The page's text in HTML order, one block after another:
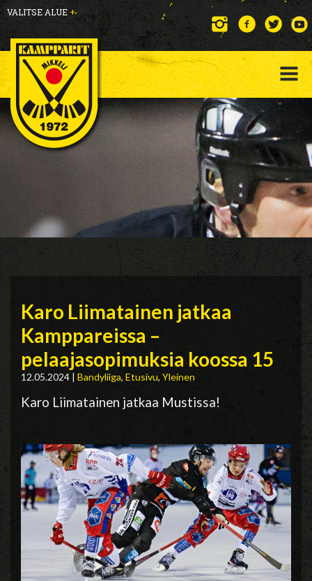
VALITSE ALUE +
Karo Liimatainen jatkaa
Kamppareissa –
pelaajasopimuksia koossa 15
12.05.2024 | Bandyliiga, Etusivu, Yleinen
Karo Liimatainen jatkaa Mustissa!